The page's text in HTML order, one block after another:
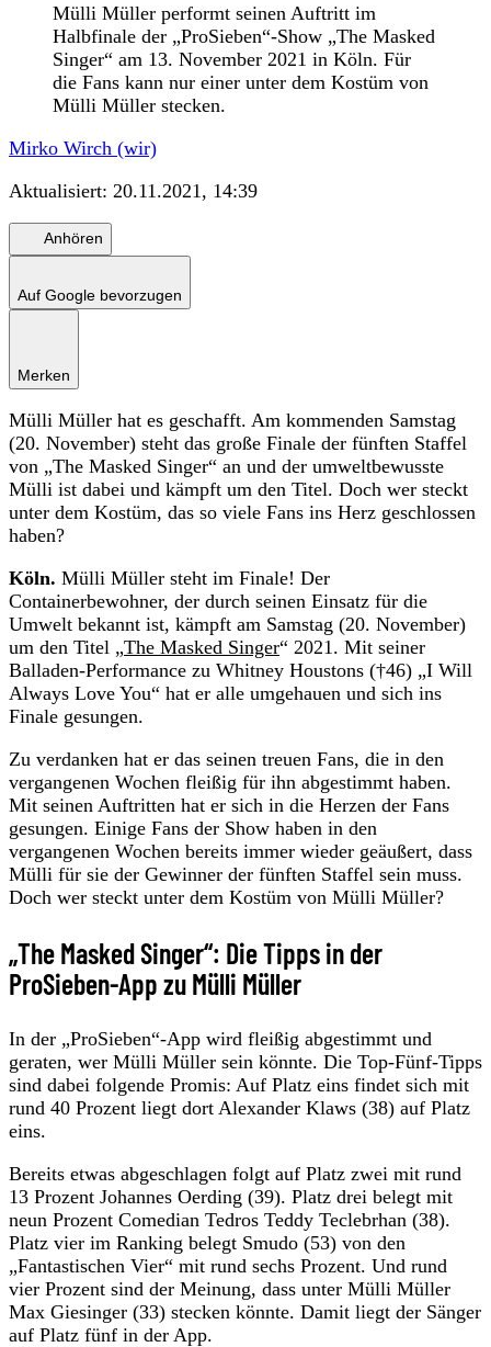
Mülli Müller performt seinen Auftritt im
Halbfinale der „ProSieben“-Show „The Masked
Singer“ am 13. November 2021 in Köln. Für
die Fans kann nur einer unter dem Kostüm von
Mülli Müller stecken.
Mirko Wirch (wir)
Aktualisiert: 20.11.2021, 14:39
Anhören
Auf Google bevorzugen
Merken
Mülli Müller hat es geschafft. Am kommenden Samstag
(20. November) steht das große Finale der fünften Staffel
von „The Masked Singer“ an und der umweltbewusste
Mülli ist dabei und kämpft um den Titel. Doch wer steckt
unter dem Kostüm, das so viele Fans ins Herz geschlossen
haben?
Köln. Mülli Müller steht im Finale! Der
Containerbewohner, der durch seinen Einsatz für die
Umwelt bekannt ist, kämpft am Samstag (20. November)
um den Titel „The Masked Singer“ 2021. Mit seiner
Balladen-Performance zu Whitney Houstons (†46) „I Will
Always Love You“ hat er alle umgehauen und sich ins
Finale gesungen.
Zu verdanken hat er das seinen treuen Fans, die in den
vergangenen Wochen fleißig für ihn abgestimmt haben.
Mit seinen Auftritten hat er sich in die Herzen der Fans
gesungen. Einige Fans der Show haben in den
vergangenen Wochen bereits immer wieder geäußert, dass
Mülli für sie der Gewinner der fünften Staffel sein muss.
Doch wer steckt unter dem Kostüm von Mülli Müller?
„The Masked Singer“: Die Tipps in der
ProSieben-App zu Mülli Müller
In der „ProSieben“-App wird fleißig abgestimmt und
geraten, wer Mülli Müller sein könnte. Die Top-Fünf-Tipps
sind dabei folgende Promis: Auf Platz eins findet sich mit
rund 40 Prozent liegt dort Alexander Klaws (38) auf Platz
eins.
Bereits etwas abgeschlagen folgt auf Platz zwei mit rund
13 Prozent Johannes Oerding (39). Platz drei belegt mit
neun Prozent Comedian Tedros Teddy Teclebrhan (38).
Platz vier im Ranking belegt Smudo (53) von den
„Fantastischen Vier“ mit rund sechs Prozent. Und rund
vier Prozent sind der Meinung, dass unter Mülli Müller
Max Giesinger (33) stecken könnte. Damit liegt der Sänger
auf Platz fünf in der App.